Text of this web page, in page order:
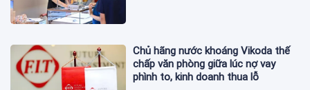
Chủ hãng nước khoáng Vikoda thế
chấp văn phòng giữa lúc nợ vay
phình to, kinh doanh thua lỗ